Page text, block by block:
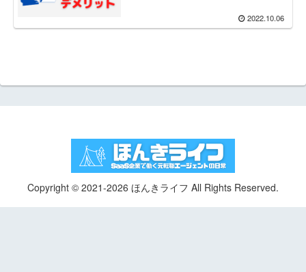
2022.10.06
Copyright © 2021-2026 ほんきライフ All Rights Reserved.